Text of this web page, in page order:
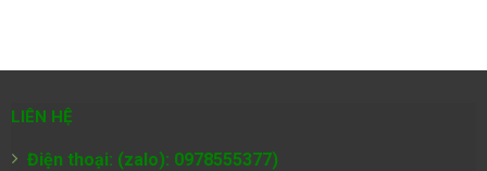
LIÊN HỆ
Điện thoại: (zalo): 0978555377)